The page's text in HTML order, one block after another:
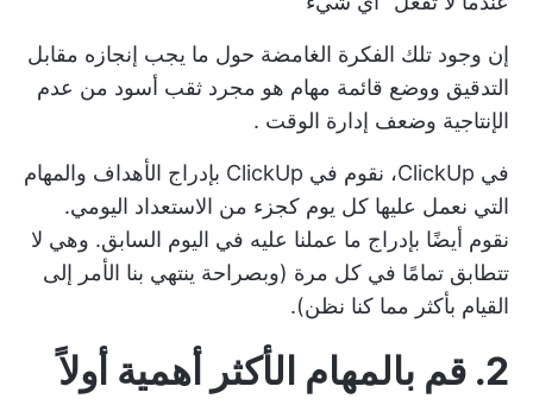
إن وجود تلك الفكرة الغامضة حول ما يجب إنجازه مقابل
التدقيق ووضع قائمة مهام هو مجرد ثقب أسود من عدم
الإنتاجية وضعف إدارة الوقت .
في ClickUp، نقوم في ClickUp بإدراج الأهداف والمهام
التي نعمل عليها كل يوم كجزء من الاستعداد اليومي.
نقوم أيضًا بإدراج ما عملنا عليه في اليوم السابق. وهي لا
تتطابق تمامًا في كل مرة (وبصراحة ينتهي بنا الأمر إلى
القيام بأكثر مما كنا نظن).
2. قم بالمهام الأكثر أهمية أولاً